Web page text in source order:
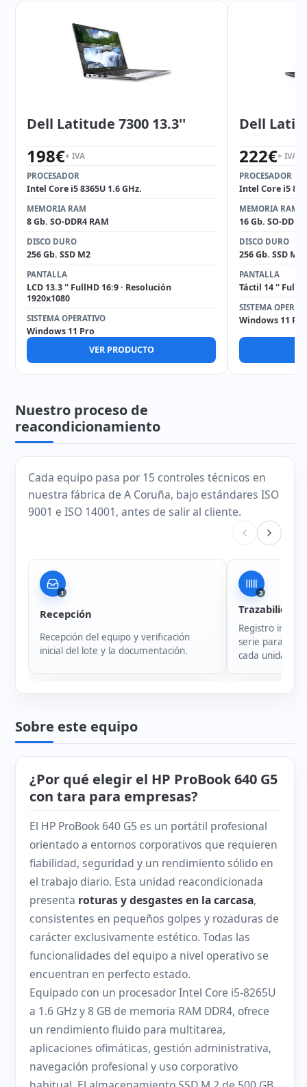
Dell Latitude 7300 13.3''
198€+ IVA
PROCESADOR
Intel Core i5 8365U 1.6 GHz.
MEMORIA RAM
8 Gb. SO-DDR4 RAM
DISCO DURO
256 Gb. SSD M2
PANTALLA
LCD 13.3 '' FullHD 16:9 · Resolución
1920x1080
SISTEMA OPERATIVO
Windows 11 Pro
VER PRODUCTO
Dell
222€+ IVA
PROCESADOR
Intel Core i5
MEMORIA RAM
16 Gb. SO-
DISCO DURO
256 Gb. SSD M2
PANTALLA
Táctil 14 ''
SISTEMA
Windows 11 Pro
Nuestro proceso de
reacondicionamiento
Cada equipo pasa por 15 controles técnicos en
nuestra fábrica de A Coruña, bajo estándares ISO
9001 e ISO 14001, antes de salir al cliente.
1
Recepción
Recepción del equipo y verificación
inicial del lote y la documentación.
2
Trazabilidad
Registro
serie para
cada unidad.
Sobre este equipo
¿Por qué elegir el HP ProBook 640 G5
con tara para empresas?
El HP ProBook 640 G5 es un portátil profesional
orientado a entornos corporativos que requieren
fiabilidad, seguridad y un rendimiento sólido en
el trabajo diario. Esta unidad reacondicionada
presenta roturas y desgastes en la carcasa,
consistentes en pequeños golpes y rozaduras de
carácter exclusivamente estético. Todas las
funcionalidades del equipo a nivel operativo se
encuentran en perfecto estado.
Equipado con un procesador Intel Core i5-8265U
a 1.6 GHz y 8 GB de memoria RAM DDR4, ofrece
un rendimiento fluido para multitarea,
aplicaciones ofimáticas, gestión administrativa,
navegación profesional y uso corporativo